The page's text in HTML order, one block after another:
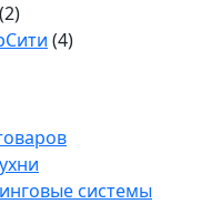
(2)
(4)
системы